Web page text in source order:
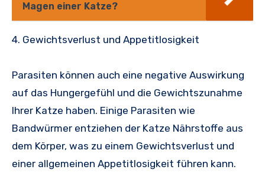
Magen einer Katze?
4. Gewichtsverlust und Appetitlosigkeit
Parasiten können auch eine negative Auswirkung
auf das Hungergefühl und die Gewichtszunahme
Ihrer Katze haben. Einige Parasiten wie
Bandwürmer entziehen der Katze Nährstoffe aus
dem Körper, was zu einem Gewichtsverlust und
einer allgemeinen Appetitlosigkeit führen kann.